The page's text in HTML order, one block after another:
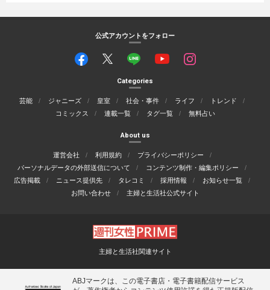
公式アカウントをフォロー
Categories
芸能 ジャニーズ 皇室 社会・事件 ライフ
トレンド
コミックス
連載一覧 タグ一覧 無料占い
About us
運営会社 利用規約
プライバシーポリシー
パーソナルデータの外部送信について
コンテンツ制作・編集ポリシー
広告掲載
ニュース提供先 タレコミ 採用情報
お知らせ一覧
お問い合わせ
主婦と生活社公式サイト
主婦と生活社関連サイト
ABJマークは、この電子書店・電子書籍配信サービス